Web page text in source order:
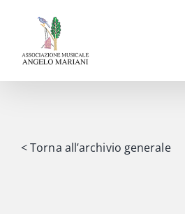
contenuto
< Torna all’archivio generale